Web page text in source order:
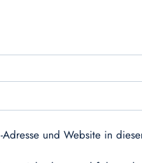
Adresse und Website in